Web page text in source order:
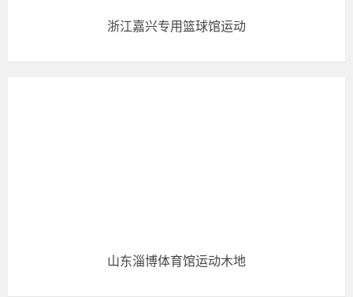
浙江嘉兴专用篮球馆运动
山东淄博体育馆运动木地